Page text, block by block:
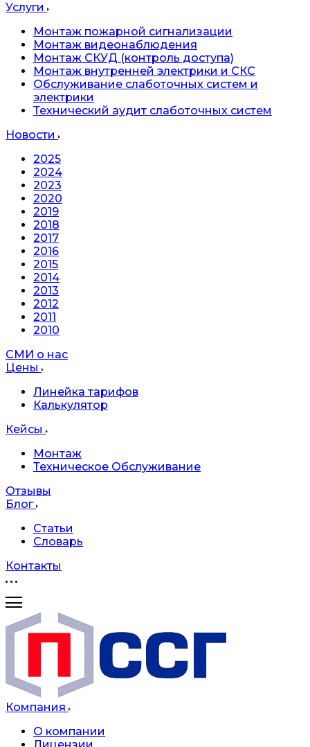
Услуги
Монтаж пожарной сигнализации
Монтаж видеонаблюдения
Монтаж СКУД (контроль доступа)
Монтаж внутренней электрики и СКС
Обслуживание слаботочных систем и
электрики
Технический аудит слаботочных систем
Новости
2025
2024
2023
2020
2019
2018
2017
2016
2015
2014
2013
2012
2011
2010
СМИ о нас
Цены
Линейка тарифов
Калькулятор
Кейсы
Монтаж
Техническое Обслуживание
Отзывы
Блог
Статьи
Словарь
Контакты
Компания
О компании